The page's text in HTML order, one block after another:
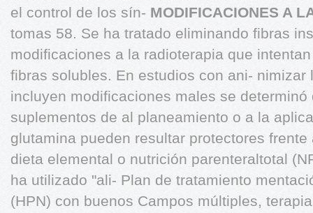
el control de los sín- MODIFICACIONES A
tomas 58. Se ha tratado eliminando fibras
modificaciones a la radioterapia que
fibras solubles. En estudios con ani- nimizar
incluyen modificaciones males se
suplementos de al planeamiento o a la
glutamina pueden resultar protectores
dieta elemental o nutrición parenteraltotal
ha utilizado "ali- Plan de tratamiento
(HPN) con buenos Campos múltiples,